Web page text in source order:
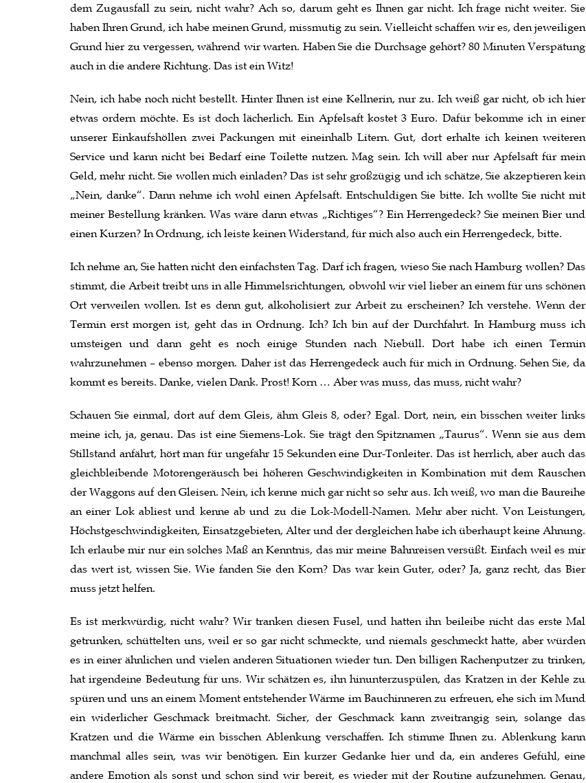
dem Zugausfall zu sein, nicht wahr? Ach so, darum geht es Ihnen gar nicht. Ich frage nicht weiter. Sie
haben Ihren Grund, ich habe meinen Grund, missmutig zu sein. Vielleicht schaffen wir es, den jeweiligen
Grund hier zu vergessen, während wir warten. Haben Sie die Durchsage gehört? 80 Minuten Verspätung
auch in die andere Richtung. Das ist ein Witz!
Nein, ich habe noch nicht bestellt. Hinter Ihnen ist eine Kellnerin, nur zu. Ich weiß gar nicht, ob ich hier
etwas ordern möchte. Es ist doch lächerlich. Ein Apfelsaft kostet 3 Euro. Dafür bekomme ich in einer
unserer Einkaufshöllen zwei Packungen mit eineinhalb Litern. Gut, dort erhalte ich keinen weiteren
Service und kann nicht bei Bedarf eine Toilette nutzen. Mag sein. Ich will aber nur Apfelsaft für mein
Geld, mehr nicht. Sie wollen mich einladen? Das ist sehr großzügig und ich schätze, Sie akzeptieren kein
„Nein, danke“. Dann nehme ich wohl einen Apfelsaft. Entschuldigen Sie bitte. Ich wollte Sie nicht mit
meiner Bestellung kränken. Was wäre dann etwas „Richtiges“? Ein Herrengedeck? Sie meinen Bier und
einen Kurzen? In Ordnung, ich leiste keinen Widerstand, für mich also auch ein Herrengedeck, bitte.
Ich nehme an, Sie hatten nicht den einfachsten Tag. Darf ich fragen, wieso Sie nach Hamburg wollen? Das
stimmt, die Arbeit treibt uns in alle Himmelsrichtungen, obwohl wir viel lieber an einem für uns schönen
Ort verweilen wollen. Ist es denn gut, alkoholisiert zur Arbeit zu erscheinen? Ich verstehe. Wenn der
Termin erst morgen ist, geht das in Ordnung. Ich? Ich bin auf der Durchfahrt. In Hamburg muss ich
umsteigen und dann geht es noch einige Stunden nach Niebüll. Dort habe ich einen Termin
wahrzunehmen – ebenso morgen. Daher ist das Herrengedeck auch für mich in Ordnung. Sehen Sie, da
kommt es bereits. Danke, vielen Dank. Prost! Korn … Aber was muss, das muss, nicht wahr?
Schauen Sie einmal, dort auf dem Gleis, ähm Gleis 8, oder? Egal. Dort, nein, ein bisschen weiter links
meine ich, ja, genau. Das ist eine Siemens-Lok. Sie trägt den Spitznamen „Taurus“. Wenn sie aus dem
Stillstand anfährt, hört man für ungefähr 15 Sekunden eine Dur-Tonleiter. Das ist herrlich, aber auch das
gleichbleibende Motorengeräusch bei höheren Geschwindigkeiten in Kombination mit dem Rauschen
der Waggons auf den Gleisen. Nein, ich kenne mich gar nicht so sehr aus. Ich weiß, wo man die Baureihe
an einer Lok abliest und kenne ab und zu die Lok-Modell-Namen. Mehr aber nicht. Von Leistungen,
Höchstgeschwindigkeiten, Einsatzgebieten, Alter und der dergleichen habe ich überhaupt keine Ahnung.
Ich erlaube mir nur ein solches Maß an Kenntnis, das mir meine Bahnreisen versüßt. Einfach weil es mir
das wert ist, wissen Sie. Wie fanden Sie den Korn? Das war kein Guter, oder? Ja, ganz recht, das Bier
muss jetzt helfen.
Es ist merkwürdig, nicht wahr? Wir tranken diesen Fusel, und hatten ihn beileibe nicht das erste Mal
getrunken, schüttelten uns, weil er so gar nicht schmeckte, und niemals geschmeckt hatte, aber würden
es in einer ähnlichen und vielen anderen Situationen wieder tun. Den billigen Rachenputzer zu trinken,
hat irgendeine Bedeutung für uns. Wir schätzen es, ihn hinunterzuspülen, das Kratzen in der Kehle zu
spüren und uns an einem Moment entstehender Wärme im Bauchinneren zu erfreuen, ehe sich im Mund
ein widerlicher Geschmack breitmacht. Sicher, der Geschmack kann zweitrangig sein, solange das
Kratzen und die Wärme ein bisschen Ablenkung verschaffen. Ich stimme Ihnen zu. Ablenkung kann
manchmal alles sein, was wir benötigen. Ein kurzer Gedanke hier und da, ein anderes Gefühl, eine
andere Emotion als sonst und schon sind wir bereit, es wieder mit der Routine aufzunehmen. Genau,